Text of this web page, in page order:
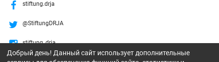
stiftung.drja
@StiftungDRJA
stiftung_drja
Добрый день! Данный сайт использует дополнительные